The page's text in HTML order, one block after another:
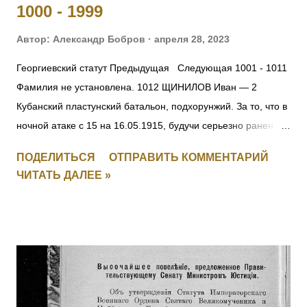
УГОЛОВНИКОВ И ДР. АНТИСОВЕТСКИХ ЭЛЕМЕНТОВ Из
1000 - 1999
Автор: Александр Бобров апреля 28, 2023
Георгиевский статут Предыдущая Следующая 1001 - 1011
Фамилия не установлена. 1012 ЩИНИЛОВ Иван — 2
Кубанский пластунский батальон, подхорунжий. За то, что в
ночной атаке с 15 на 16.05.1915, будучи серьезно ранен в
пулеметный огонь противника, первым взошел на
неприятельский берег, чем и увлек за собой своих
Дунковицы, командуя полусотней, выбил противника из
укрепленной позиции, где и был ранен. [II-6482, III-28528]
1014 - 1015 Фамилия не установлена. 1016 ШВОРНЕВ Иван
ПОДЕЛИТЬСЯ
ОТПРАВИТЬ КОММЕНТАРИЙ
ЧИТАТЬ ДАЛЕЕ »